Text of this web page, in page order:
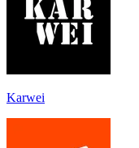
Karwei